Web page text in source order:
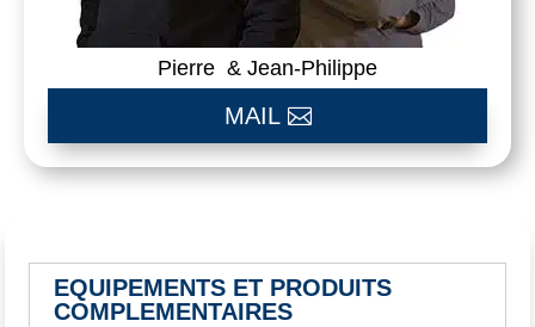
Pierre & Jean-Philippe
MAIL
EQUIPEMENTS ET PRODUITS
COMPLEMENTAIRES